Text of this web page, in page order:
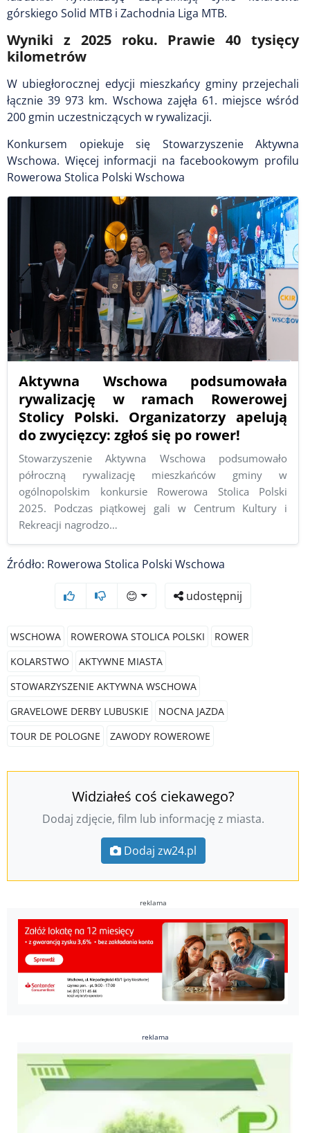
górskiego Solid MTB i Zachodnia Liga MTB.
Wyniki z 2025 roku. Prawie 40 tysięcy
kilometrów
W ubiegłorocznej edycji mieszkańcy gminy przejechali
łącznie 39 973 km. Wschowa zajęła 61. miejsce wśród
200 gmin uczestniczących w rywalizacji.
Konkursem opiekuje się Stowarzyszenie Aktywna
Wschowa. Więcej informacji na facebookowym profilu
Rowerowa Stolica Polski Wschowa
Aktywna Wschowa podsumowała
rywalizację w ramach Rowerowej
Stolicy Polski. Organizatorzy apelują
do zwycięzcy: zgłoś się po rower!
Stowarzyszenie Aktywna Wschowa podsumowało
półroczną rywalizację mieszkańców gminy w
ogólnopolskim konkursie Rowerowa Stolica Polski
2025. Podczas piątkowej gali w Centrum Kultury i
Rekreacji nagrodzo…
Źródło: Rowerowa Stolica Polski Wschowa
😊 udostępnij
WSCHOWA ROWEROWA STOLICA POLSKI
ROWER
KOLARSTWO
AKTYWNE MIASTA
STOWARZYSZENIE AKTYWNA WSCHOWA
GRAVELOWE DERBY LUBUSKIE
NOCNA JAZDA
TOUR DE POLOGNE
ZAWODY ROWEROWE
Widziałeś coś ciekawego?
Dodaj zdjęcie, film lub informację z miasta.
Dodaj zw24.pl
reklama
reklama